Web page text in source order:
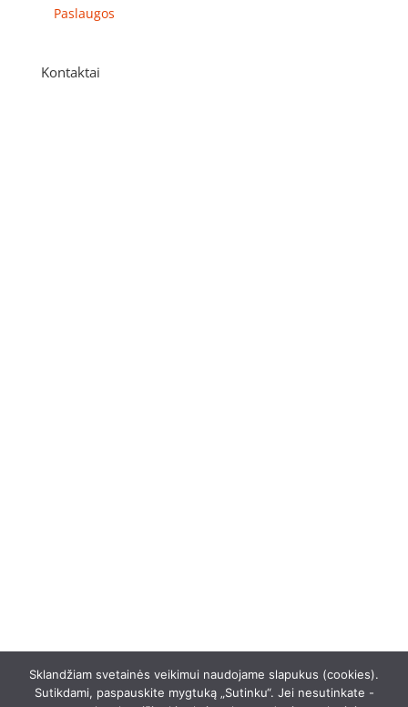
Paslaugos
Kontaktai
Sklandžiam svetainės veikimui naudojame slapukus (cookies).
Sutikdami, paspauskite mygtuką „Sutinku“. Jei nesutinkate -